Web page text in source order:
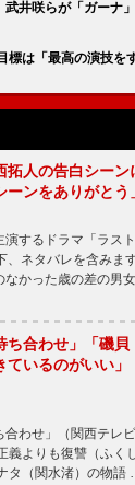
井咲らが「ガーナ
は「最高の演技を
拓人の告白シー
ンをありがとう
するドラマ「ラス
、ネタバレを含み
なかった歳の差の男
ち合わせ」「磯
いるのがいい
わせ」（関西テレ
よりも復讐（ふく
タ（関水渚）の物語